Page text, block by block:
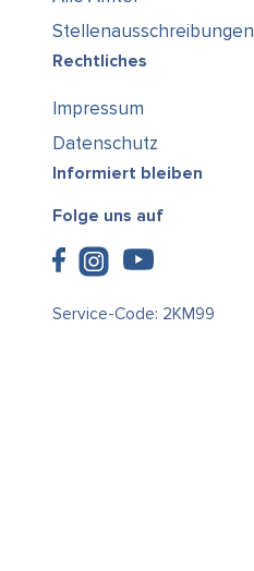
Stellenausschreibungen
Rechtliches
Impressum
Datenschutz
Informiert bleiben
Folge uns auf
Service-Code: 2KM99